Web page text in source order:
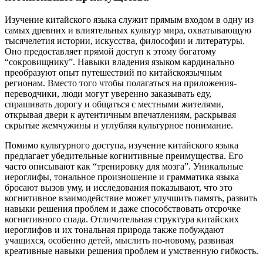
Изучение китайского языка служит прямым входом в одну из
самых древних и влиятельных культур мира, охватывающую
тысячелетия истории, искусства, философии и литературы.
Оно предоставляет прямой доступ к этому богатому
“сокровищнику”. Навыки владения языком кардинально
преобразуют опыт путешествий по китайскоязычным
регионам. Вместо того чтобы полагаться на приложения-
переводчики, люди могут уверенно заказывать еду,
спрашивать дорогу и общаться с местными жителями,
открывая двери к аутентичным впечатлениям, раскрывая
скрытые жемчужины и углубляя культурное понимание.
Помимо культурного доступа, изучение китайского языка
предлагает убедительные когнитивные преимущества. Его
часто описывают как “тренировку для мозга”. Уникальные
иероглифы, тональное произношение и грамматика языка
бросают вызов уму, и исследования показывают, что это
когнитивное взаимодействие может улучшить память, развить
навыки решения проблем и даже способствовать отсрочке
когнитивного спада. Отличительная структура китайских
иероглифов и их тональная природа также побуждают
учащихся, особенно детей, мыслить по-новому, развивая
креативные навыки решения проблем и умственную гибкость.